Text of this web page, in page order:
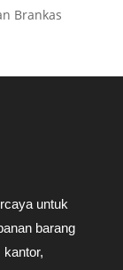
Brankas
untuk
barang
kantor,